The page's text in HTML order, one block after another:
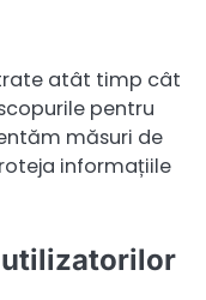
atât timp cât
pentru
măsuri de
informațiile
utilizatorilor